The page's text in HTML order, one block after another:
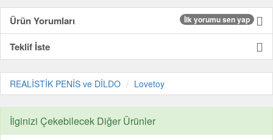
Ürün Yorumları İlk yorumu sen yap
Teklif İste
REALİSTİK PENİS ve DİLDO Lovetoy
İlginizi Çekebilecek Diğer Ürünler